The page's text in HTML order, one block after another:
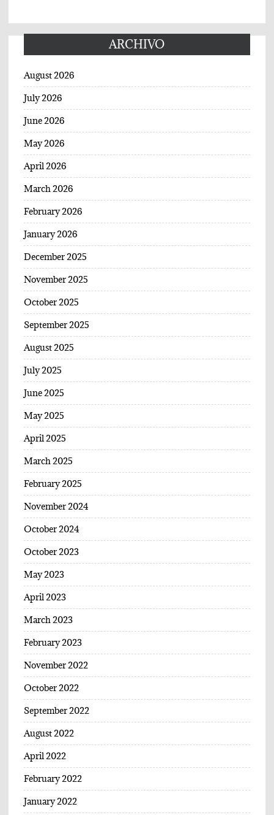
ARCHIVO
August 2026
July 2026
June 2026
May 2026
April 2026
March 2026
February 2026
January 2026
December 2025
November 2025
October 2025
September 2025
August 2025
July 2025
June 2025
May 2025
April 2025
March 2025
February 2025
November 2024
October 2024
October 2023
May 2023
April 2023
March 2023
February 2023
November 2022
October 2022
September 2022
August 2022
April 2022
February 2022
January 2022